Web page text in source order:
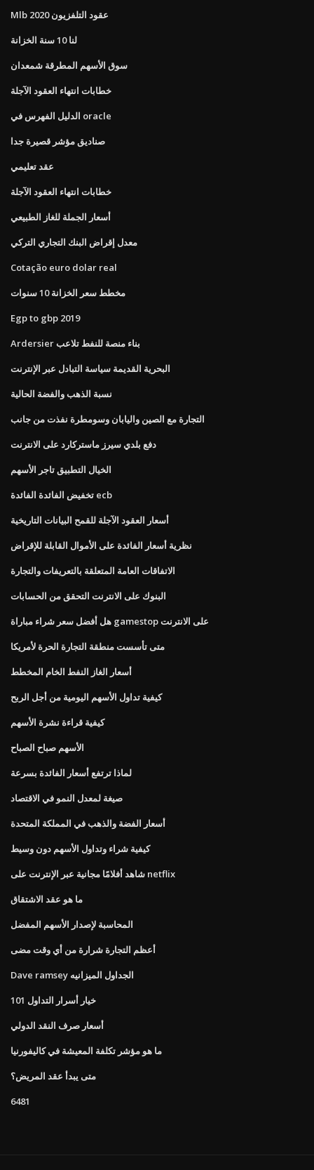
Mlb عقود التلفزيون 2020
لنا 10 سنة الخزانة
سوق الأسهم المطرقة شمعدان
خطابات انتهاء العقود الآجلة
الدليل الفهرس في oracle
صناديق مؤشر قصيرة جدا
عقد تعليمي
خطابات انتهاء العقود الآجلة
أسعار الجملة للغاز الطبيعي
معدل إقراض البنك التجاري التركي
Cotação euro dolar real
مخطط سعر الخزانة 10 سنوات
Egp to gbp 2019
Ardersier بناء منصة للنفط تلاعب
البحرية القديمة سياسة التبادل عبر الإنترنت
نسبة الذهب والفضة الحالية
التجارة مع الصين واليابان وسومطرة نفذت من جانب
دفع بلدي سيرز ماستركارد على الانترنت
الخيال التطبيق تاجر الأسهم
تخفيض الفائدة الفائدة ecb
أسعار العقود الآجلة للقمح البيانات التاريخية
نظرية أسعار الفائدة على الأموال القابلة للإقراض
الاتفاقات العامة المتعلقة بالتعريفات والتجارة
البنوك على الانترنت التحقق من الحسابات
هل أفضل سعر شراء مباراة gamestop على الانترنت
متى تأسست منطقة التجارة الحرة لأمريكا
أسعار الغاز النفط الخام المخطط
كيفية تداول الأسهم اليومية من أجل الربح
كيفية قراءة نشرة الأسهم
الأسهم صباح الصباح
لماذا ترتفع أسعار الفائدة بسرعة
صيغة لمعدل النمو في الاقتصاد
أسعار الفضة والذهب في المملكة المتحدة
كيفية شراء وتداول الأسهم دون وسيط
شاهد أفلامًا مجانية عبر الإنترنت على netflix
ما هو عقد الاشتقاق
المحاسبة لإصدار الأسهم المفضل
أعظم التجارة شرارة من أي وقت مضى
Dave ramsey الجداول الميزانيه
101 خيار أسرار التداول
أسعار صرف النقد الدولي
ما هو مؤشر تكلفة المعيشة في كاليفورنيا
متى يبدأ عقد المريض؟
6481